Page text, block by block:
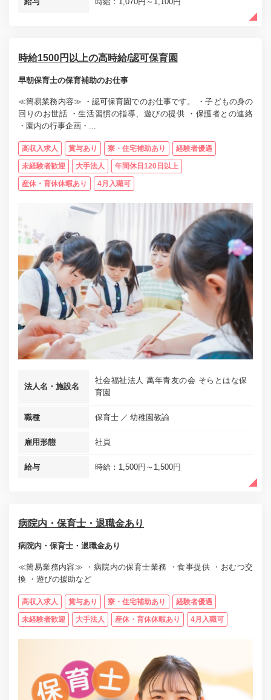
時給1500円以上の高時給/認可保育園
早朝保育士の保育補助のお仕事
≪簡易業務内容≫ ・認可保育園でのお仕事です。 ・子どもの身の
回りのお世話 ・生活習慣の指導、遊びの提供 ・保護者との連絡
・園内の行事企画・...
高収入求人 賞与あり 寮・住宅補助あり 経験者優遇
未経験者歓迎 大手法人 年間休日120日以上
産休・育休休暇あり 4月入職可
法人名・施設名
社会福祉法人 萬年青友の会 そらとはな保
育園
職種 保育士 幼稚園教諭
雇用形態 社員
給与 時給：1,500円～1,500円
病院内・保育士・退職金あり
病院内・保育士・退職金あり
≪簡易業務内容≫ ・病院内の保育士業務 ・食事提供 ・おむつ交
換 ・遊びの援助など
高収入求人 賞与あり 寮・住宅補助あり 経験者優遇
未経験者歓迎 大手法人 産休・育休休暇あり 4月入職可